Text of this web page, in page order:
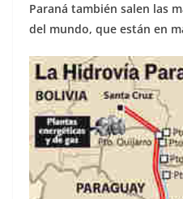
Paraná también salen las
del mundo, que están en